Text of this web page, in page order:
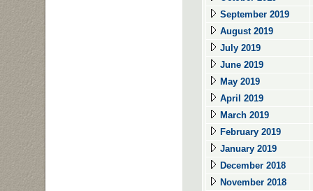
September 2019
August 2019
July 2019
June 2019
May 2019
April 2019
March 2019
February 2019
January 2019
December 2018
November 2018